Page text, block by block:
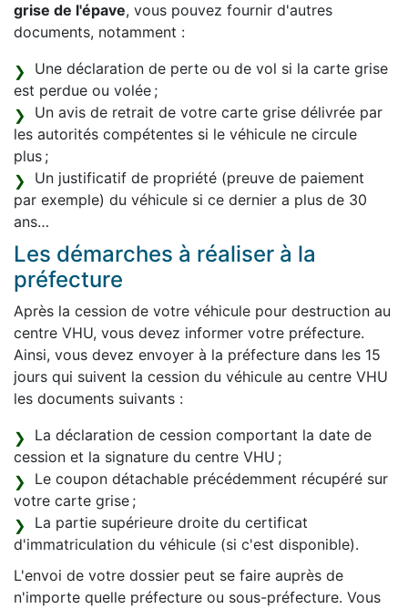
grise de l'épave, vous pouvez fournir d'autres
documents, notamment :
Une déclaration de perte ou de vol si la carte grise
est perdue ou volée ;
Un avis de retrait de votre carte grise délivrée par
les autorités compétentes si le véhicule ne circule
plus ;
Un justificatif de propriété (preuve de paiement
par exemple) du véhicule si ce dernier a plus de 30
ans…
Les démarches à réaliser à la
préfecture
Après la cession de votre véhicule pour destruction au
centre VHU, vous devez informer votre préfecture.
Ainsi, vous devez envoyer à la préfecture dans les 15
jours qui suivent la cession du véhicule au centre VHU
les documents suivants :
La déclaration de cession comportant la date de
cession et la signature du centre VHU ;
Le coupon détachable précédemment récupéré sur
votre carte grise ;
La partie supérieure droite du certificat
d'immatriculation du véhicule (si c'est disponible).
L'envoi de votre dossier peut se faire auprès de
n'importe quelle préfecture ou sous-préfecture. Vous